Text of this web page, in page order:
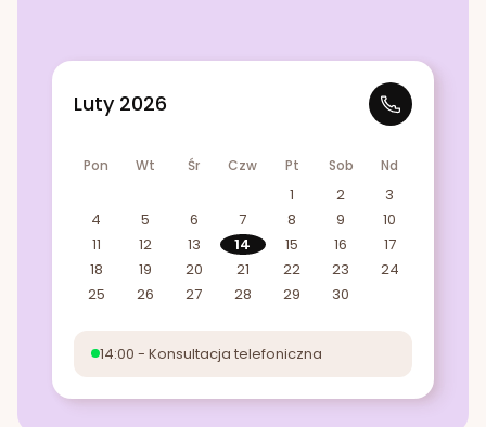
Luty 2026
Pon Wt Śr Czw Pt Sob Nd
1 2
3
4
5 6 7 8 9
10
11
12 13 14 15 16
17
18
19 20 21 22 23
24
25
26 27 28 29 30
14:00 - Konsultacja telefoniczna